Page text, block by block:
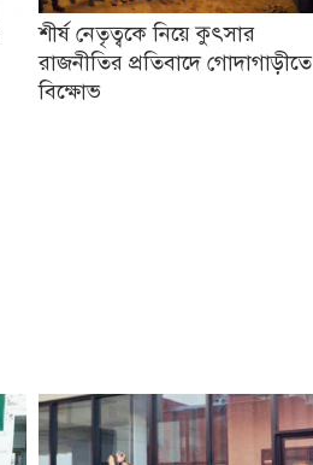
শীর্ষ নেতৃত্বকে নিয়ে কুৎসার
রাজনীতির প্রতিবাদে গোদাগাড়ীতে
বিক্ষোভ